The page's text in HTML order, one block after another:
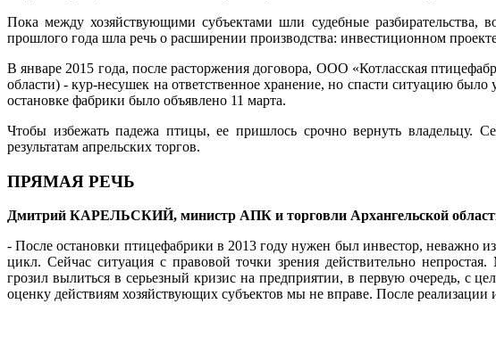
Пока между хозяйствующими субъектами шли судебные разбирательства,
прошлого года шла речь о расширении производства: инвестиционном
В январе 2015 года, после расторжения договора, ООО «Котласская
области) - кур-несушек на ответственное хранение, но спасти ситуацию
остановке фабрики было объявлено 11 марта.
Чтобы избежать падежа птицы, ее пришлось срочно вернуть владельцу.
результатам апрельских торгов.
ПРЯМАЯ РЕЧЬ
Дмитрий КАРЕЛЬСКИЙ, министр АПК и торговли Архангельской
- После остановки птицефабрики в 2013 году нужен был инвестор, неважно
цикл. Сейчас ситуация с правовой точки зрения действительно
грозил вылиться в серьезный кризис на предприятии, в первую очередь, с
оценку действиям хозяйствующих субъектов мы не вправе. После